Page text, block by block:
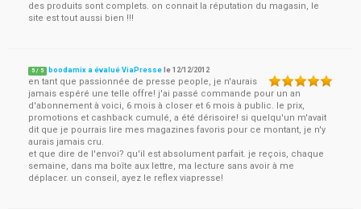
des produits sont complets. on connait la réputation du magasin, le
site est tout aussi bien !!!
5 / 5 boodamix a évalué ViaPresse le12/12/2012
en tant que passionnée de presse people, je n'aurais
jamais espéré une telle offre! j'ai passé commande pour un an
d'abonnement à voici, 6 mois à closer et 6 mois à public. le prix,
promotions et cashback cumulé, a été dérisoire! si quelqu'un m'avait
dit que je pourrais lire mes magazines favoris pour ce montant, je n'y
aurais jamais cru.
et que dire de l'envoi? qu'il est absolument parfait. je reçois, chaque
semaine, dans ma boîte aux lettre, ma lecture sans avoir à me
déplacer. un conseil, ayez le reflex viapresse!